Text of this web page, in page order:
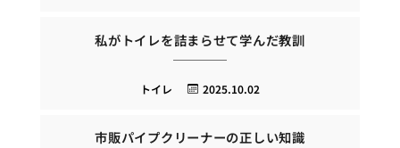
私がトイレを詰まらせて学んだ教訓
2025.10.02
トイレ
市販パイプクリーナーの正しい知識